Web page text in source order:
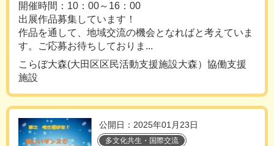
開催時間：10：00～16：00
出展作品募集しています！
作品を通して、地域交流の機会となればと考えていま
す。ご応募お待ちしておりま...
こらぼ大森(大田区区民活動支援施設大森）協働支援
施設
公開日：2025年01月23日
多文化共生・国際交流